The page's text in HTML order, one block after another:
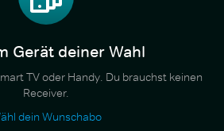
Gerät deiner Wahl
TV oder Handy. Du brauchst keinen
Receiver.
dein Wunschabo